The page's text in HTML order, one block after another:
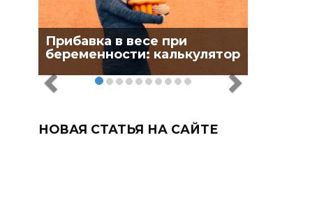
Прибавка в весе при
беременности: калькулятор
НОВАЯ СТАТЬЯ НА САЙТЕ